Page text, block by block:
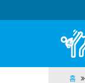
홈